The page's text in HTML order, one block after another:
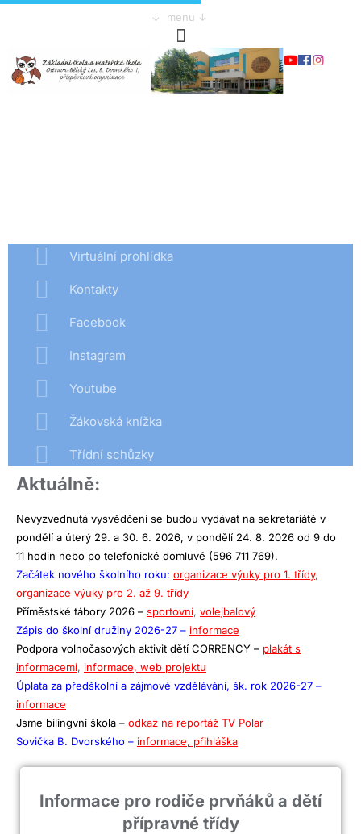
↓ menu ↓
Virtuální prohlídka
Kontakty
Facebook
Instagram
Youtube
Žákovská knížka
Třídní schůzky
Aktuálně:
Nevyzvednutá vysvědčení se budou vydávat na sekretariátě v
pondělí a úterý 29. a 30. 6. 2026, v pondělí 24. 8. 2026 od 9 do
11 hodin nebo po telefonické domluvě (596 711 769).
Začátek nového školního roku: organizace výuky pro 1. třídy,
organizace výuky pro 2. až 9. třídy
Příměstské tábory 2026 – sportovní, volejbalový
Zápis do školní družiny 2026-27 – informace
Podpora volnočasových aktivit dětí CORRENCY – plakát s
informacemi, informace, web projektu
Úplata za předškolní a zájmové vzdělávání, šk. rok 2026-27 –
informace
Jsme bilingvní škola – odkaz na reportáž TV Polar
Sovička B. Dvorského – informace, přihláška
Informace pro rodiče prvňáků a dětí
přípravné třídy